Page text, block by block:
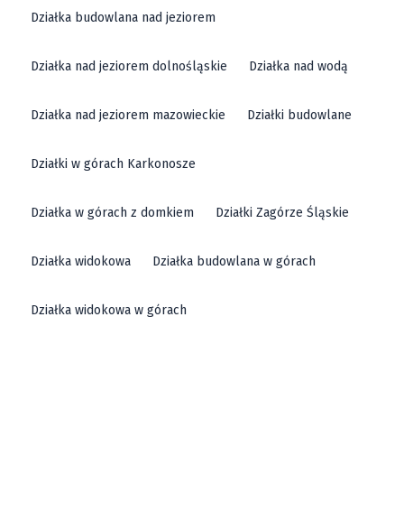
Działka budowlana nad jeziorem
Działka nad jeziorem dolnośląskie Działka nad wodą
Działka nad jeziorem mazowieckie Działki budowlane
Działki w górach Karkonosze
Działka w górach z domkiem Działki Zagórze Śląskie
Działka widokowa Działka budowlana w górach
Działka widokowa w górach